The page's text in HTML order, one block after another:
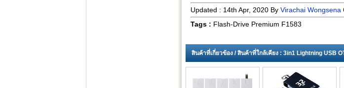
Updated : 14th Apr, 2020 By Virachai Wongsena
Tags : Flash-Drive Premium F1583
สินค้าที่เกี่ยวข้อง / สินค้าที่ใกล้เคียง : 3in1 Lightning USB